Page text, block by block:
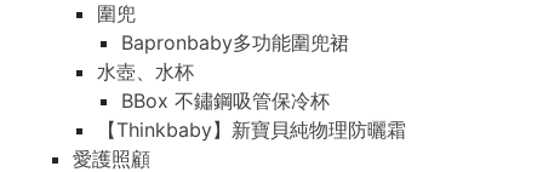
圍兜
Bapronbaby多功能圍兜裙
水壺、水杯
BBox 不鏽鋼吸管保冷杯
【Thinkbaby】新寶貝純物理防曬霜
愛護照顧